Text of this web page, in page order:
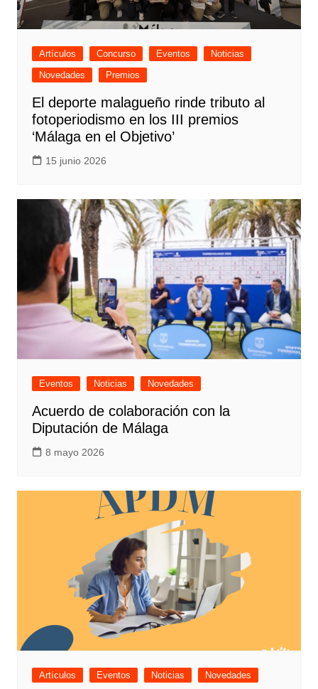
Artículos Concurso Eventos
Noticias
Novedades
Premios
El deporte malagueño rinde tributo al
fotoperiodismo en los III premios
‘Málaga en el Objetivo’
15 junio 2026
Eventos Noticias Novedades
Acuerdo de colaboración con la
Diputación de Málaga
8 mayo 2026
Artículos Eventos Noticias
Novedades